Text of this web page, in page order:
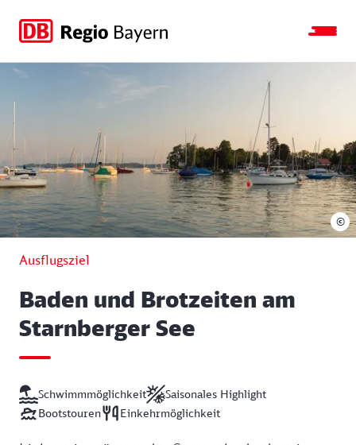
Zur
Hauptnavigation
springen
Zur
Seitensuche
springen
Zum
Hauptinhalt
springen
Zum
Footer
springen
Ausflugsziel
Baden und Brotzeiten am
Starnberger See
Schwimmmöglichkeit
Saisonales Highlight
Bootstouren
Einkehrmöglichkeit
©